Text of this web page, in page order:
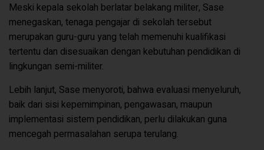
Meski kepala sekolah berlatar belakang militer, Sase
menegaskan, tenaga pengajar di sekolah tersebut
merupakan guru-guru yang telah memenuhi kualifikasi
tertentu dan disesuaikan dengan kebutuhan pendidikan di
lingkungan semi-militer.
Lebih lanjut, Sase menyoroti, bahwa evaluasi menyeluruh,
baik dari sisi kepemimpinan, pengawasan, maupun
implementasi sistem pendidikan, perlu dilakukan guna
mencegah permasalahan serupa terulang.